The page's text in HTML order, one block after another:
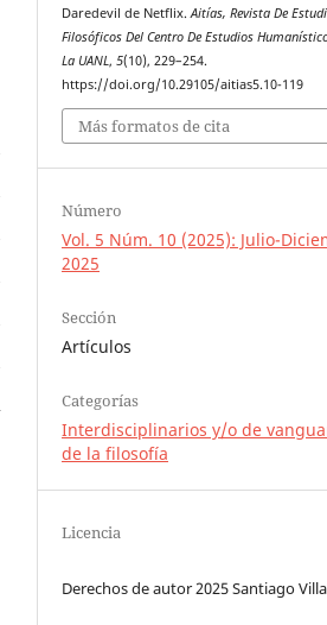
Daredevil de Netflix.Aitías, Revista De
Filosóficos Del Centro De Estudios
La UANL ,5(10), 229–254.
https://doi.org/10.29105/aitias5.10-119
Más formatos de cita
Número
Vol. 5 Núm. 10 (2025): Julio-
2025
Sección
Artículos
Categorías
Interdisciplinarios y/o de
de la filosofía
Licencia
Derechos de autor 2025 Santiago